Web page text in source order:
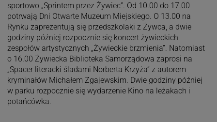
sportowo „Sprintem przez Żywiec”. Od 10.00 do 17.00
potrwają Dni Otwarte Muzeum Miejskiego. O 13.00 na
Rynku zaprezentują się przedszkolaki z Żywca, a dwie
godziny później rozpocznie się koncert żywieckich
zespołów artystycznych „Żywieckie brzmienia”. Natomiast
o 16.00 Żywiecka Biblioteka Samorządowa zaprosi na
„Spacer literacki śladami Norberta Krzyża” z autorem
kryminałów Michałem Zgajewskim. Dwie godziny później
w parku rozpocznie się wydarzenie Kino na leżakach i
potańcówka.